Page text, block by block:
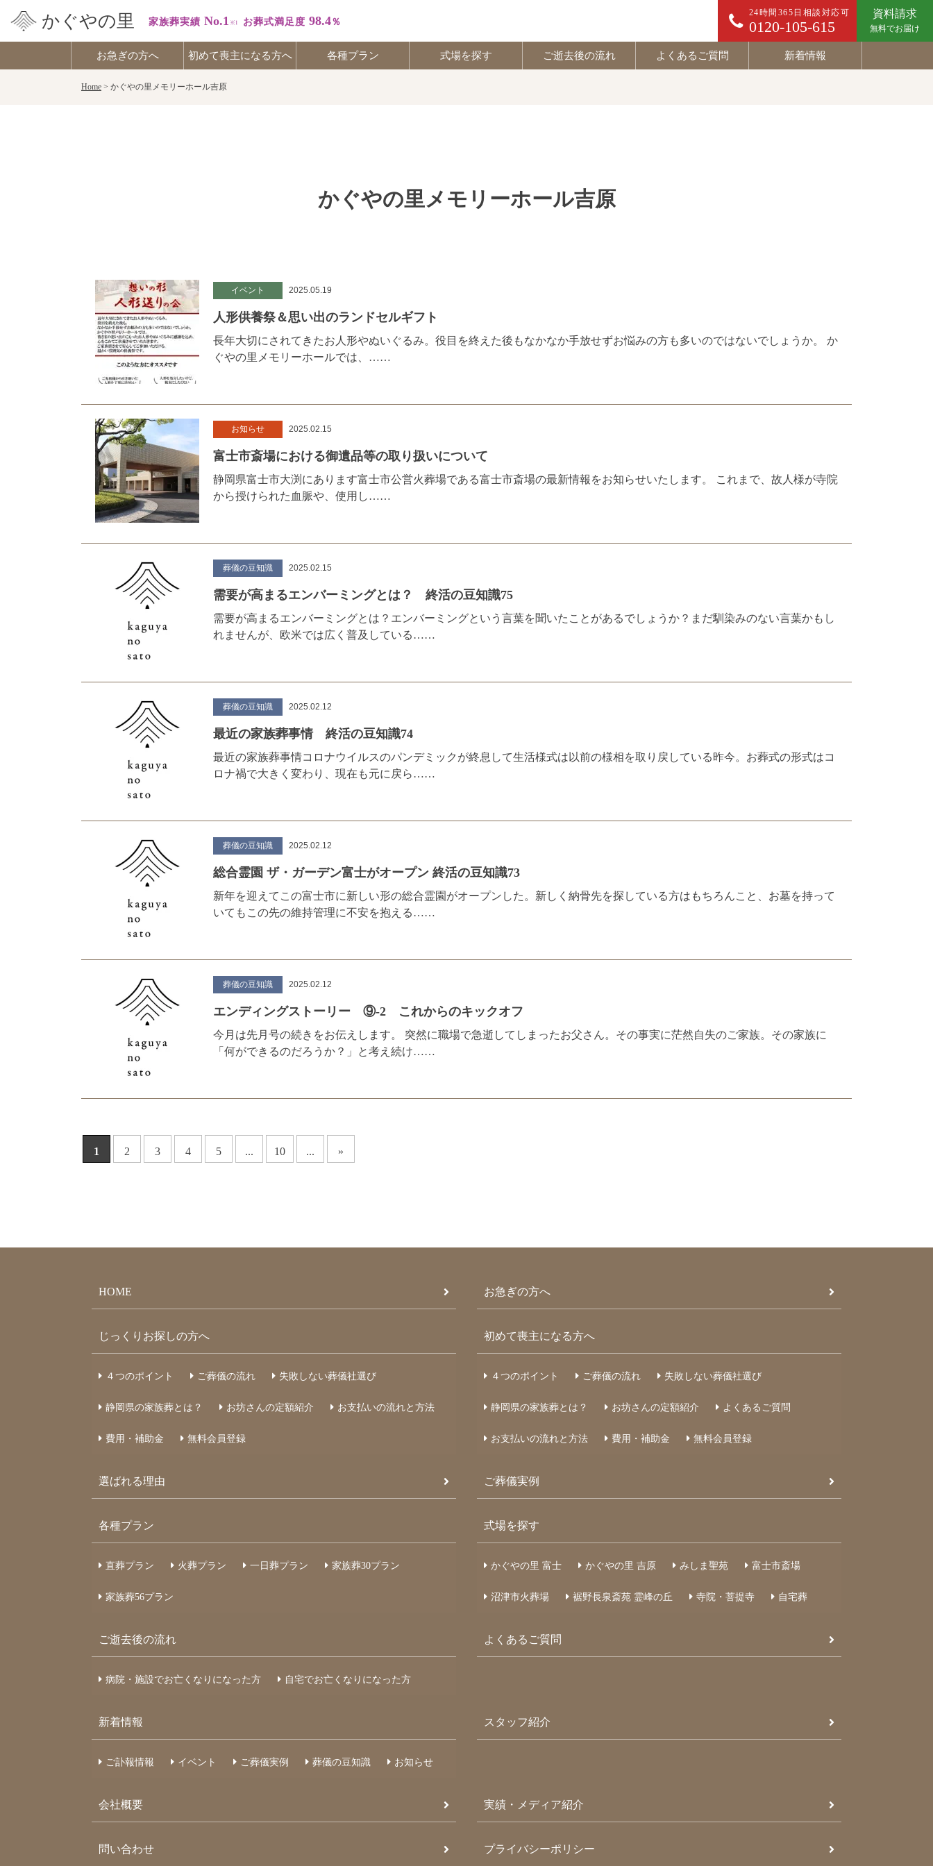
かぐやの里 家族葬実績 No.1 お葬式満足度 98.4％
お急ぎの方へ 初めて喪主になる方へ 各種プラン 式場を探す ご逝去後の流れ よくあるご質問 新着情報
Home > かぐやの里メモリーホール吉原
かぐやの里メモリーホール吉原
イベント 2025.05.19
人形供養祭＆思い出のランドセルギフト
長年大切にされてきたお人形やぬいぐるみ。役目を終えた後もなかなか手放せずお悩みの方も多いのではないでしょうか。 か
ぐやの里メモリーホールでは、……
お知らせ 2025.02.15
富士市斎場における御遺品等の取り扱いについて
静岡県富士市大渕にあります富士市公営火葬場である富士市斎場の最新情報をお知らせいたします。 これまで、故人様が寺院
から授けられた血脈や、使用し……
葬儀の豆知識 2025.02.15
需要が高まるエンバーミングとは？ 終活の豆知識75
需要が高まるエンバーミングとは？エンバーミングという言葉を聞いたことがあるでしょうか？まだ馴染みのない言葉かもし
れませんが、欧米では広く普及している……
葬儀の豆知識 2025.02.12
最近の家族葬事情 終活の豆知識74
最近の家族葬事情コロナウイルスのパンデミックが終息して生活様式は以前の様相を取り戻している昨今。お葬式の形式はコ
ロナ禍で大きく変わり、現在も元に戻ら……
葬儀の豆知識 2025.02.12
総合霊園 ザ・ガーデン富士がオープン 終活の豆知識73
新年を迎えてこの富士市に新しい形の総合霊園がオープンした。新しく納骨先を探している方はもちろんこと、お墓を持って
いてもこの先の維持管理に不安を抱える……
葬儀の豆知識 2025.02.12
エンディングストーリー ⑨-2 これからのキックオフ
今月は先月号の続きをお伝えします。 突然に職場で急逝してしまったお父さん。その事実に茫然自失のご家族。その家族に
「何ができるのだろうか？」と考え続け……
1 2 3 4 5 ... 10 ... »
HOME お急ぎの方へ
じっくりお探しの方へ
４つのポイント ご葬儀の流れ 失敗しない葬儀社選び
静岡県の家族葬とは？ お坊さんの定額紹介 お支払いの流れと方法
費用・補助金 無料会員登録
初めて喪主になる方へ
４つのポイント ご葬儀の流れ 失敗しない葬儀社選び
静岡県の家族葬とは？ お坊さんの定額紹介 よくあるご質問
お支払いの流れと方法 費用・補助金 無料会員登録
選ばれる理由 ご葬儀実例
各種プラン
直葬プラン 火葬プラン 一日葬プラン 家族葬30プラン
家族葬56プラン
式場を探す
かぐやの里 富士 かぐやの里 吉原 みしま聖苑 富士市斎場
沼津市火葬場 裾野長泉斎苑 霊峰の丘 寺院・菩提寺 自宅葬
ご逝去後の流れ
病院・施設でお亡くなりになった⽅ 自宅でお亡くなりになった方
よくあるご質問
新着情報
ご訃報情報 イベント ご葬儀実例 葬儀の豆知識 お知らせ
スタッフ紹介
会社概要 実績・メディア紹介
問い合わせ プライバシーポリシー
24時間365日相談対応可
0120-105-615
資料請求
無料でお届け